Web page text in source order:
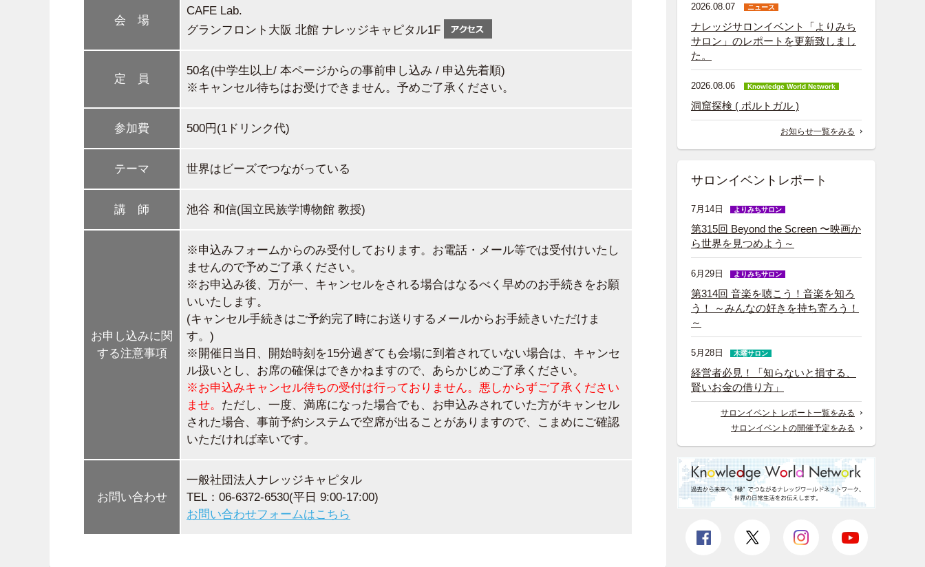
会 場
CAFE Lab.
グランフロント大阪 北館 ナレッジキャピタル1F
定 員
50名(中学生以上/ 本ページからの事前申し込み / 申込先着順)
※キャンセル待ちはお受けできません。予めご了承ください。
参加費 500円(1ドリンク代)
テーマ 世界はビーズでつながっている
講 師 池谷 和信(国立民族学博物館 教授)
お申し込みに関
する注意事項
※申込みフォームからのみ受付しております。お電話・メール等では受付けいたし
ませんので予めご了承ください。
※お申込み後、万が一、キャンセルをされる場合はなるべく早めのお手続きをお願
いいたします。
(キャンセル手続きはご予約完了時にお送りするメールからお手続きいただけま
す。)
※開催日当日、開始時刻を15分過ぎても会場に到着されていない場合は、キャンセ
ル扱いとし、お席の確保はできかねますので、あらかじめご了承ください。
※お申込みキャンセル待ちの受付は行っておりません。悪しからずご了承ください
ませ。 ただし、一度、満席になった場合でも、お申込みされていた方がキャンセル
された場合、事前予約システムで空席が出ることがありますので、こまめにご確認
いただければ幸いです。
お問い合わせ
一般社団法人ナレッジキャピタル
TEL：06-6372-6530(平日 9:00-17:00)
お問い合わせフォームはこちら
2026.08.07 ニュース
ナレッジサロンイベント「よりみち
サロン」のレポートを更新致しまし
た。
2026.08.06 Knowledge World Network
洞窟探検 ( ポルトガル )
お知らせ一覧をみる
サロンイベントレポート
7月14日 よりみちサロン
第315回 Beyond the Screen 〜映画か
ら世界を見つめよう～
6月29日 よりみちサロン
第314回 音楽を聴こう！音楽を知ろ
う！ ～みんなの好きを持ち寄ろう！
～
5月28日 木曜サロン
経営者必見！「知らないと損する、
賢いお金の借り方」
サロンイベント レポート一覧をみる
サロンイベントの開催予定をみる